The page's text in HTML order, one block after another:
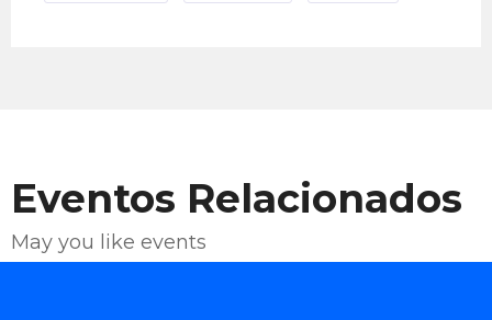
Eventos Relacionados
May you like events